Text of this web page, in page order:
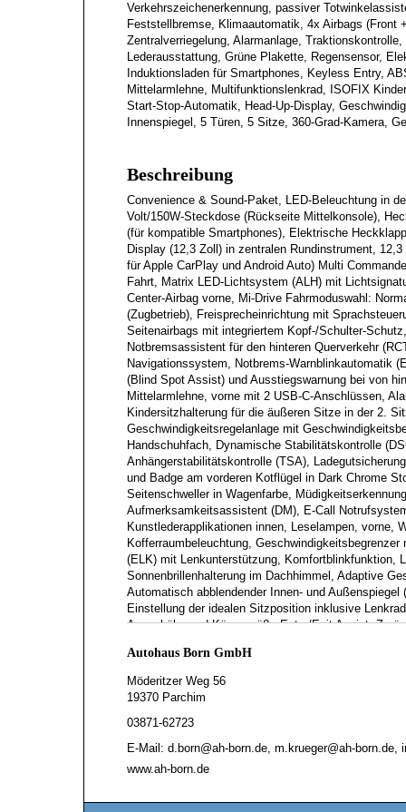
Verkehrszeichenerkennung, passiver
Feststellbremse, Klimaautomatik, 4x Airbags
Zentralverriegelung, Alarmanlage,
Lederausstattung, Grüne Plakette, Regensensor,
Induktionsladen für Smartphones, Keyless Entry,
Mittelarmlehne, Multifunktionslenkrad, ISOFIX
Start-Stop-Automatik, Head-Up-Display,
Innenspiegel, 5 Türen, 5 Sitze, 360-Grad-Kamera,
Beschreibung
Convenience & Sound-Paket, LED-Beleuchtung in
Volt/150W-Steckdose (Rückseite Mittelkonsole),
(für kompatible Smartphones), Elektrische
Display (12,3 Zoll) in zentralen Rundinstrument,
für Apple CarPlay und Android Auto) Multi
Fahrt, Matrix LED-Lichtsystem (ALH) mit
Center-Airbag vorne, Mi-Drive Fahrmoduswahl:
(Zugbetrieb), Freisprecheinrichtung mit
Seitenairbags mit integriertem Kopf-/Schulter-
Notbremsassistent für den hinteren Querverkehr
Navigationssystem, Notbrems-Warnblinkautomatik
(Blind Spot Assist) und Ausstiegswarnung bei von
Mittelarmlehne, vorne mit 2 USB-C-Anschlüssen,
Kindersitzhalterung für die äußeren Sitze in der 2.
Geschwindigkeitsregelanlage mit
Handschuhfach, Dynamische Stabilitätskontrolle
Anhängerstabilitätskontrolle (TSA),
und Badge am vorderen Kotflügel in Dark Chrome
Seitenschweller in Wagenfarbe,
Aufmerksamkeitsassistent (DM), E-Call
Kunstlederapplikationen innen, Leselampen, vorne,
Kofferraumbeleuchtung,
(ELK) mit Lenkunterstützung, Komfortblinkfunktion,
Sonnenbrillenhalterung im Dachhimmel, Adaptive
Automatisch abblendender Innen- und
Einstellung der idealen Sitzposition inklusive
Augenhöhe und Körpergröße Entry/Exit Assist:
Funkfernbedienung, Reifendruckkontrollsystem,
Komfortfunktion, Außenspiegel in Schwarz,
Stauassistenzfunktion (CTS), Stoßfänger hinten in
Luftausströmer hinten, Dachheckspoiler, Motor
Funkfernbedienung, Make-up-Spiegel für Fahrer
Lenkradverstellung mit Memory-Funktion,
Autohaus Born GmbH
Möderitzer Weg 56
19370 Parchim
03871-62723
E-Mail: d.born@ah-born.de, m.krueger@ah-born.de,
www.ah-born.de